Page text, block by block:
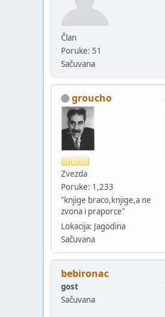
Član
Poruke: 51
Sačuvana
groucho
Zvezda
Poruke: 1,233
"knjige braco,knjige,a ne
zvona i praporce"
Lokacija: Jagodina
Sačuvana
bebironac
gost
Sačuvana